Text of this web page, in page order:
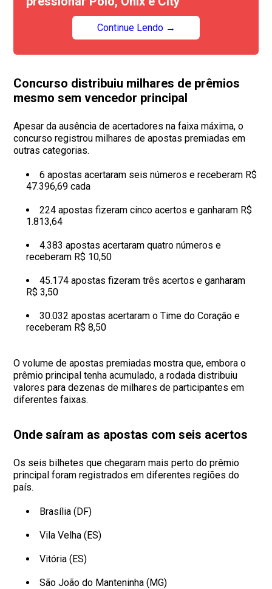
Continue Lendo →
Concurso distribuiu milhares de prêmios
mesmo sem vencedor principal
Apesar da ausência de acertadores na faixa máxima, o
concurso registrou milhares de apostas premiadas em
outras categorias.
6 apostas acertaram seis números e receberam R$
47.396,69 cada
224 apostas fizeram cinco acertos e ganharam R$
1.813,64
4.383 apostas acertaram quatro números e
receberam R$ 10,50
45.174 apostas fizeram três acertos e ganharam
R$ 3,50
30.032 apostas acertaram o Time do Coração e
receberam R$ 8,50
O volume de apostas premiadas mostra que, embora o
prêmio principal tenha acumulado, a rodada distribuiu
valores para dezenas de milhares de participantes em
diferentes faixas.
Onde saíram as apostas com seis acertos
Os seis bilhetes que chegaram mais perto do prêmio
principal foram registrados em diferentes regiões do
país.
Brasília (DF)
Vila Velha (ES)
Vitória (ES)
São João do Manteninha (MG)